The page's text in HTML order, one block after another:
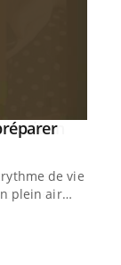
de vie !
plein air…